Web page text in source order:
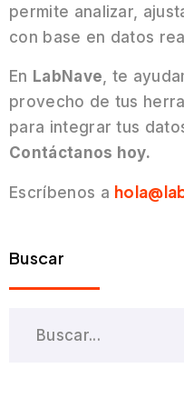
permite analizar,
con base en datos
En LabNave , te
provecho de tus
para integrar tus
Contáctanos hoy.
Escríbenos a
Buscar